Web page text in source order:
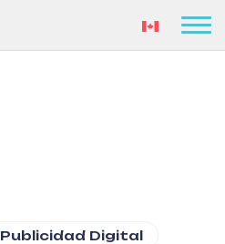
Publicidad Digital